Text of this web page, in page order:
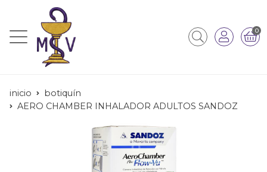
0
inicio
botiquín
AERO CHAMBER INHALADOR ADULTOS SANDOZ